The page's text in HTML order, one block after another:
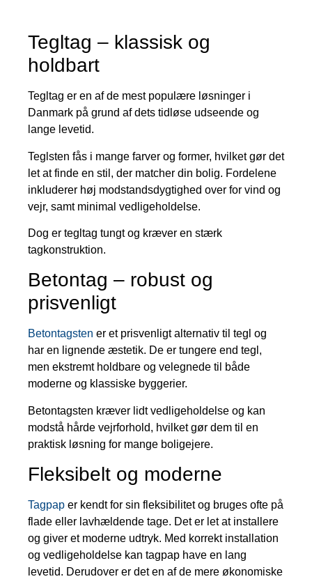
Tegltag – klassisk og
holdbart
Tegltag er en af de mest populære løsninger i
Danmark på grund af dets tidløse udseende og
lange levetid.
Teglsten fås i mange farver og former, hvilket gør det
let at finde en stil, der matcher din bolig. Fordelene
inkluderer høj modstandsdygtighed over for vind og
vejr, samt minimal vedligeholdelse.
Dog er tegltag tungt og kræver en stærk
tagkonstruktion.
Betontag – robust og
prisvenligt
Betontagsten er et prisvenligt alternativ til tegl og
har en lignende æstetik. De er tungere end tegl,
men ekstremt holdbare og velegnede til både
moderne og klassiske byggerier.
Betontagsten kræver lidt vedligeholdelse og kan
modstå hårde vejrforhold, hvilket gør dem til en
praktisk løsning for mange boligejere.
Fleksibelt og moderne
Tagpap er kendt for sin fleksibilitet og bruges ofte på
flade eller lavhældende tage. Det er let at installere
og giver et moderne udtryk. Med korrekt installation
og vedligeholdelse kan tagpap have en lang
levetid. Derudover er det en af de mere økonomiske